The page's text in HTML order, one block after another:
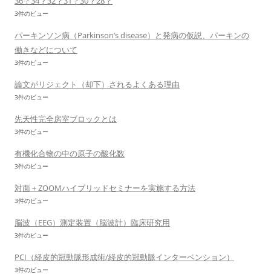
3件のビュー
パーキンソン病（Parkinson’s disease）と発病の仮説、パーキンの
働きなどについて
3件のビュー
論文がリジェクト（却下）されるよくある理由
3件のビュー
先天性完全房室ブロックとは
3件のビュー
有機化合物の中の原子の酸化数
3件のビュー
対面＋ZOOMハイブリッドセミナーを実施する方法
3件のビュー
脳波（EEG）測定装置（脳波計）臨床研究用
3件のビュー
PCI（経皮的冠動脈形成術/経皮的冠動脈インターベンション）
3件のビュー